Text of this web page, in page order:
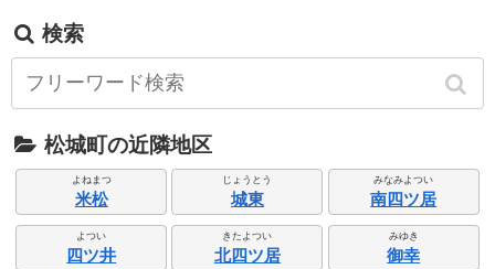
検索
松城町の近隣地区
よねまつ
米松
じょうとう
城東
みなみよつい
南四ツ居
よつい
四ツ井
きたよつい
北四ツ居
みゆき
御幸